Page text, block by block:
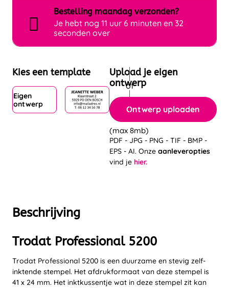
Beschrijving
Trodat Professional 5200
Trodat Professional 5200 is een duurzame en stevig zelf-
inktende stempel. Het afdrukformaat van deze stempel is
41 x 24 mm. Het inktkussentje wat in deze stempel zit kan
Bestelling maandag verzonden?
Je hebt nog 11 uur 6 minuten en 32
seconden over
Kies een template
Eigen
ontwerp
Upload je eigen
ontwerp
Ontwerp uploaden
(max 8mb)
PDF - JPG - PNG - TIF - BMP -
EPS - AI. Onze aanleveropties
vind je hier.